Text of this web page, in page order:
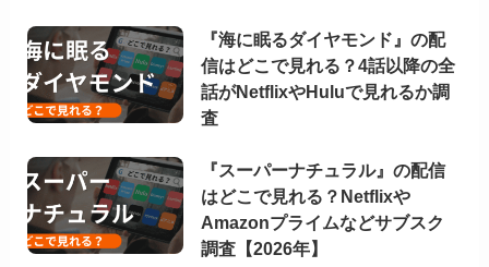
『海に眠るダイヤモンド』の配
信はどこで見れる？4話以降の全
話がNetflixやHuluで見れるか調
査
『スーパーナチュラル』の配信
はどこで見れる？Netflixや
Amazonプライムなどサブスク
調査【2026年】